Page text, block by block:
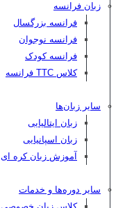
زبان فرانسه
فرانسه بزرگسال
فرانسه نوجوان
فرانسه کودک
کلاس TTC فرانسه
سایر زبان‌ها
زبان ایتالیایی
زبان اسپانیایی
آموزش زبان کره ای
سایر دوره‌ها و خدمات